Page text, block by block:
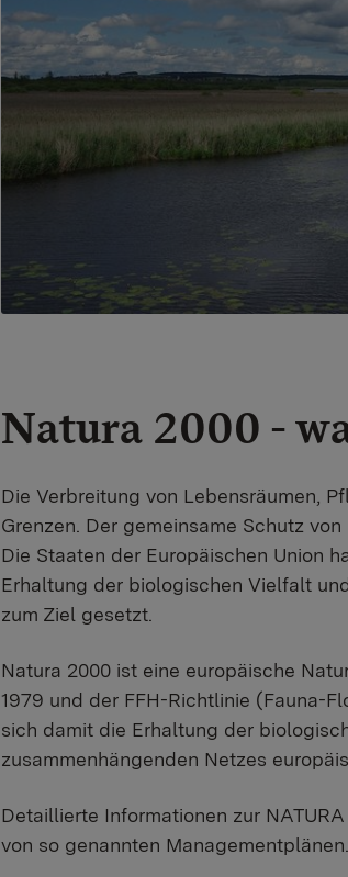
Natura 2000 -
Die Verbreitung von Lebensräumen,
Grenzen. Der gemeinsame Schutz
Die Staaten der Europäischen Union
Erhaltung der biologischen Vielfalt
zum Ziel gesetzt.
Natura 2000 ist eine europäische
1979 und der FFH-Richtlinie (Fauna-
sich damit die Erhaltung der
zusammenhängenden Netzes
Detaillierte Informationen zur
von so genannten Managementplänen.